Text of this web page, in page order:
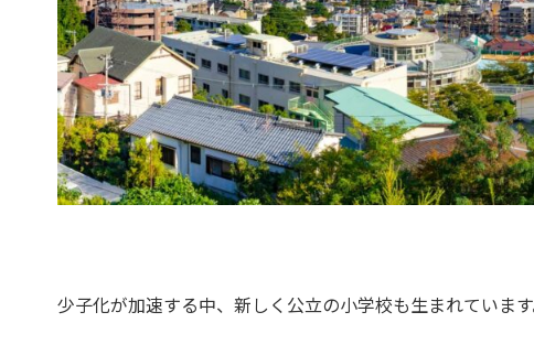
少子化が加速する中、新しく公立の小学校も生まれています